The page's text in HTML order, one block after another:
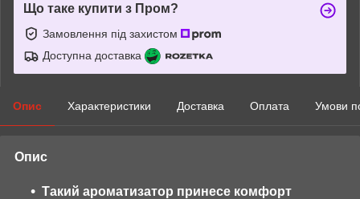
Що таке купити з Пром?
Замовлення під захистом
Доступна доставка
Опис Характеристики Доставка Оплата Умови
Опис
Такий ароматизатор принесе комфорт